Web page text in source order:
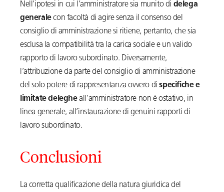
Nell’ipotesi in cui l’amministratore sia munito di delega
generalecon facoltà di agire senza il consenso del
consiglio di amministrazione si ritiene, pertanto, che sia
esclusa la compatibilità tra la carica sociale e un valido
rapporto di lavoro subordinato. Diversamente,
l’attribuzione da parte del consiglio di amministrazione
del solo potere di rappresentanza ovvero dispecifiche e
limitate delegheall’amministratore non è ostativo, in
linea generale, all’instaurazione di genuini rapporti di
lavoro subordinato.
Conclusioni
La corretta qualificazione della natura giuridica del